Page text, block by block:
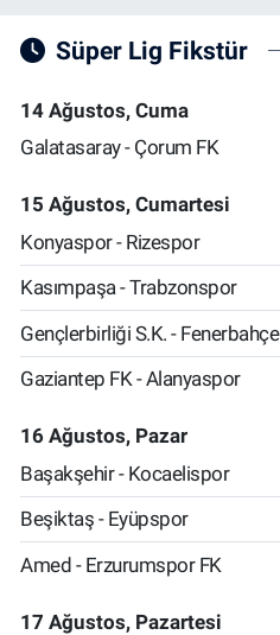
Süper Lig Fikstür
14 Ağustos, Cuma
Galatasaray - Çorum FK
15 Ağustos, Cumartesi
Konyaspor - Rizespor
Kasımpaşa - Trabzonspor
Gençlerbirliği S.K. - Fenerbahçe
Gaziantep FK - Alanyaspor
16 Ağustos, Pazar
Başakşehir - Kocaelispor
Beşiktaş - Eyüpspor
Amed - Erzurumspor FK
17 Ağustos, Pazartesi